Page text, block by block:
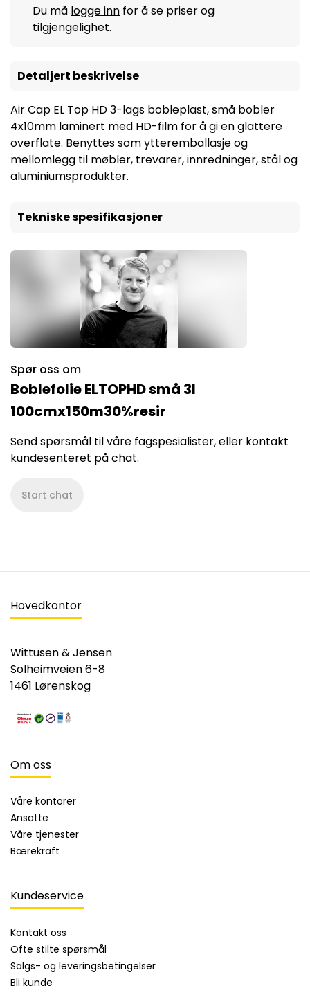
Du må logge inn for å se priser og
tilgjengelighet.
Detaljert beskrivelse
Air Cap EL Top HD 3-lags bobleplast, små bobler
4x10mm laminert med HD-film for å gi en glattere
overflate. Benyttes som ytteremballasje og
mellomlegg til møbler, trevarer, innredninger, stål og
aluminiumsprodukter.
Tekniske spesifikasjoner
Spør oss om
Boblefolie ELTOPHD små 3l
100cmx150m30%resir
Send spørsmål til våre fagspesialister, eller kontakt
kundesenteret på chat.
Start chat
Hovedkontor
Wittusen & Jensen
Solheimveien 6-8
1461 Lørenskog
Om oss
Våre kontorer
Ansatte
Våre tjenester
Bærekraft
Kundeservice
Kontakt oss
Ofte stilte spørsmål
Salgs- og leveringsbetingelser
Bli kunde